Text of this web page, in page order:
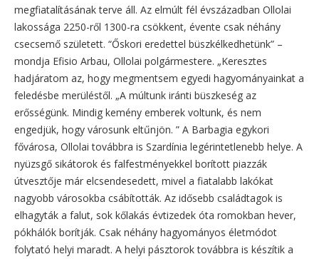
megfiatalításának terve áll. Az elmúlt fél évszázadban Ollolai
lakossága 2250-ről 1300-ra csökkent, évente csak néhány
csecsemő született. “Őskori eredettel büszkélkedhetünk” –
mondja Efisio Arbau, Ollolai polgármestere. „Keresztes
hadjáratom az, hogy megmentsem egyedi hagyományainkat a
feledésbe merüléstől. „A múltunk iránti büszkeség az
erősségünk. Mindig kemény emberek voltunk, és nem
engedjük, hogy városunk eltűnjön. ” A Barbagia egykori
fővárosa, Ollolai továbbra is Szardínia legérintetlenebb helye. A
nyüzsgő sikátorok és falfestményekkel borított piazzák
útvesztője már elcsendesedett, mivel a fiatalabb lakókat
nagyobb városokba csábították. Az idősebb családtagok is
elhagyták a falut, sok kőlakás évtizedek óta romokban hever,
pókhálók borítják. Csak néhány hagyományos életmódot
folytató helyi maradt. A helyi pásztorok továbbra is készítik a